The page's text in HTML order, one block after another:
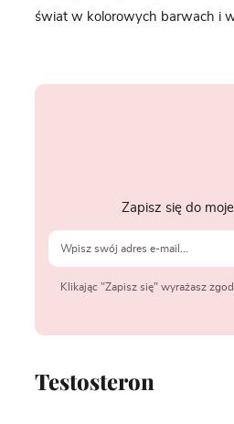
świat w kolorowych barwach i
Zapisz się do
Klikając "Zapisz się" wyrażasz
Testosteron